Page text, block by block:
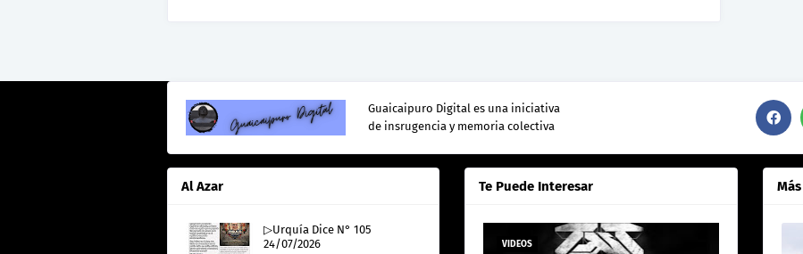
Guaicaipuro Digital es una iniciativa
de insrugencia y memoria colectiva
Al Azar
▷Urquía Dice N° 105
24/07/2026
Te Puede Interesar
VIDEOS